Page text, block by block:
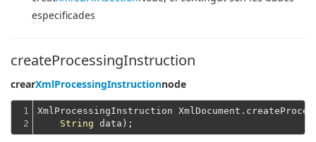
especificades
createProcessingInstruction
crearXmlProcessingInstructionnode
1
2
XmlProcessingInstruction
String